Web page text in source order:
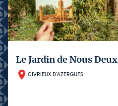
Le Jardin de Nous Deux
CIVRIEUX D'AZERGUES